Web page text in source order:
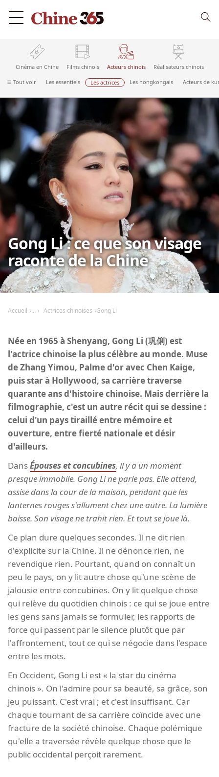
Cinéma en Chine Films chinois Acteurs chinois Réalisateurs chinois
Tout voir Les essentiels Les actrices Les hongkongais Acteurs de
Gong Li : ce que son visage
raconte de la Chine
Accueil Actrices chinoises Gong Li
Née en 1965 à Shenyang, Gong Li (巩俐) est
l'actrice chinoise la plus célèbre au monde. Muse
de Zhang Yimou, Palme d'or avec Chen Kaige,
puis star à Hollywood, sa carrière traverse
quarante ans d'histoire chinoise. Mais derrière la
filmographie, c'est un autre récit qui se dessine :
celui d'un pays tiraillé entre mémoire et
ouverture, entre fierté nationale et désir
d'ailleurs.
DansÉpouses et concubines, il y a un moment
presque immobile. Gong Li ne parle pas. Elle attend,
assise dans la cour de la maison, pendant que les
lanternes rouges s'allument chez une autre. La lumière
baisse. Son visage ne trahit rien. Et tout se joue là.
Ce plan dure quelques secondes. Il ne dit rien
d'explicite sur la Chine. Il ne dénonce rien, ne
revendique rien. Pourtant, quand on connaît un
peu le pays, on y lit autre chose qu'une scène de
jalousie entre concubines. On y lit quelque chose
qui relève du quotidien chinois : ce qui se joue entre
les gens sans jamais se formuler, les rapports de
force qui passent par le silence plutôt que par
l'affrontement, tout ce qui se négocie dans l'espace
entre les mots.
En Occident, Gong Li est « la star du cinéma
chinois ». On l'admire pour sa beauté, sa grâce, son
jeu puissant. C'est vrai ; et c'est insuffisant. Car
chaque tournant de sa carrière coïncide avec une
fracture de la société chinoise. Chaque polémique
qu'elle a traversée révèle quelque chose que le
public occidental perçoit rarement.